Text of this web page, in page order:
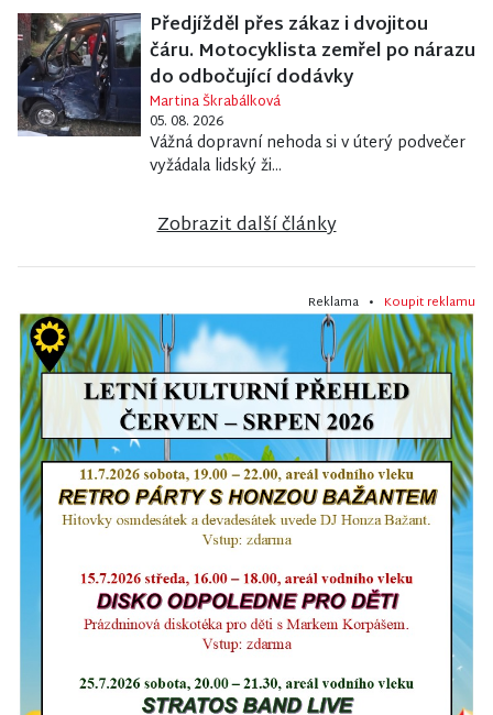
Předjížděl přes zákaz i dvojitou
čáru. Motocyklista zemřel po nárazu
do odbočující dodávky
Martina Škrabálková
05. 08. 2026
Vážná dopravní nehoda si v úterý podvečer
vyžádala lidský ži...
Zobrazit další články
Reklama • Koupit reklamu